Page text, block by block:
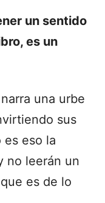
un sentido
es un
una urbe
sus
es eso la
no leerán un
es de lo